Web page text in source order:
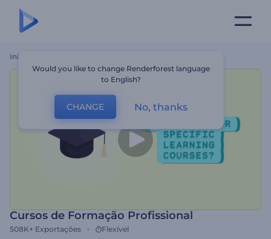
Início
Cursos de Formação Profissional
508K+ Exportações Flexível
Would you like to change Renderforest language
to English?
CHANGE No, thanks